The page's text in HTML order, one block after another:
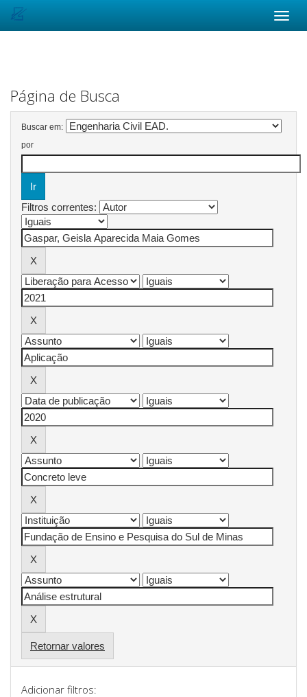
Página de Busca
Buscar em:
por
Filtros correntes:
Retornar valores
Adicionar filtros: